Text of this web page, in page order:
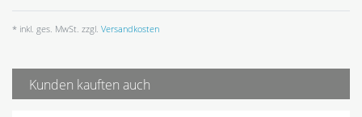
* inkl. ges. MwSt. zzgl. Versandkosten
Kunden kauften auch